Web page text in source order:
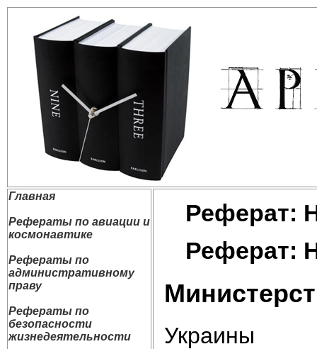
Главная
Рефераты по авиации и
космонавтике
Рефераты по
административному
праву
Рефераты по
безопасности
жизнедеятельности
Реферат:
Реферат:
Украины